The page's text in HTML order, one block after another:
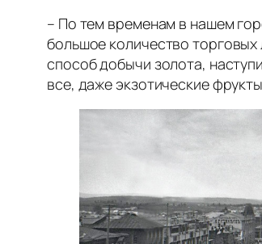
– По тем временам в нашем
большое количество
способ добычи золота,
все, даже экзотические